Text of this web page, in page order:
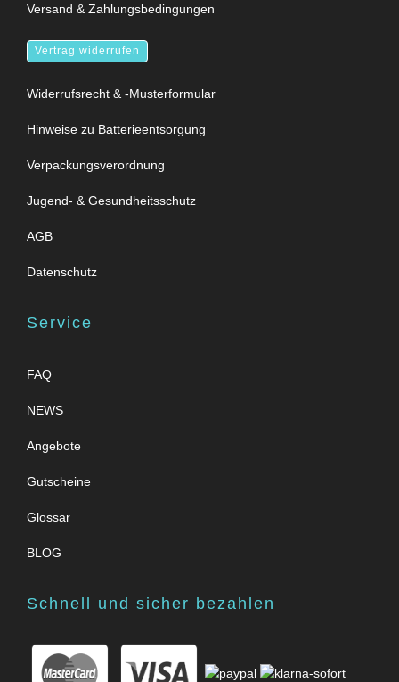
Versand & Zahlungsbedingungen
Vertrag widerrufen
Widerrufsrecht & -Musterformular
Hinweise zu Batterieentsorgung
Verpackungsverordnung
Jugend- & Gesundheitsschutz
AGB
Datenschutz
Service
FAQ
NEWS
Angebote
Gutscheine
Glossar
BLOG
Schnell und sicher bezahlen